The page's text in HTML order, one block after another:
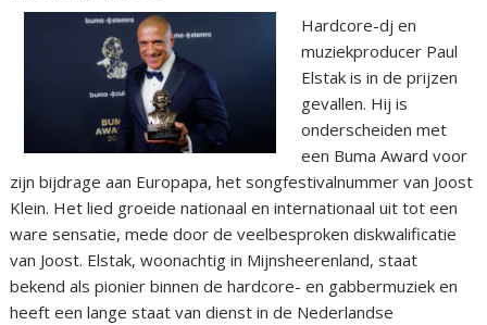
Hardcore-dj en
muziekproducer Paul
Elstak is in de prijzen
gevallen. Hij is
onderscheiden met
een Buma Award voor
zijn bijdrage aan Europapa, het songfestivalnummer van Joost
Klein. Het lied groeide nationaal en internationaal uit tot een
ware sensatie, mede door de veelbesproken diskwalificatie
van Joost. Elstak, woonachtig in Mijnsheerenland, staat
bekend als pionier binnen de hardcore- en gabbermuziek en
heeft een lange staat van dienst in de Nederlandse